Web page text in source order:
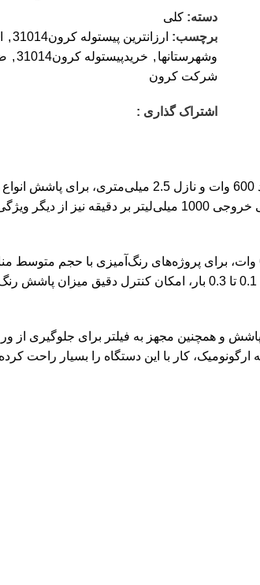
دسته: کلی
برچسب: ارزانترین پیستوله کرون31014 ,
وشهرستانها , خریدپیستوله کرون31014 ,
شرکت کرون
اشتراک گذاری :
این دستگاه است.
پاشش و همچنین مجهز به فیلتر برای جلوگیری